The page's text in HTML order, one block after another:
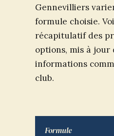
Gennevilliers
formule choisie.
récapitulatif des
options, mis à jour
informations
club.
Formule